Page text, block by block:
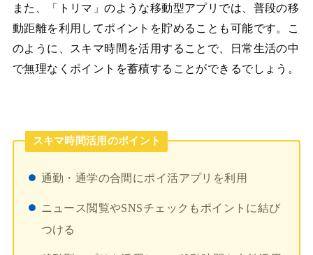
また、「トリマ」のような移動型アプリでは、普段の移
動距離を利用してポイントを貯めることも可能です。こ
のように、スキマ時間を活用することで、日常生活の中
で無理なくポイントを蓄積することができるでしょう。
スキマ時間活用のポイント
通勤・通学の合間にポイ活アプリを利用
ニュース閲覧やSNSチェックもポイントに結び
つける